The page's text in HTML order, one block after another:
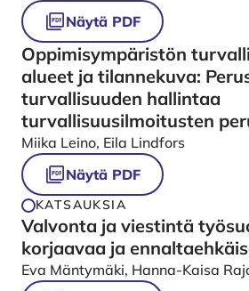
Näytä PDF
Oppimisympäristön
alueet ja tilannekuva:
turvallisuuden hallintaa
turvallisuusilmoitusten
Miika Leino, Eila Lindfors
Näytä PDF
KATSAUKSIA
Valvonta ja viestintä
korjaavaa ja
Eva Mäntymäki, Hanna-Kaisa